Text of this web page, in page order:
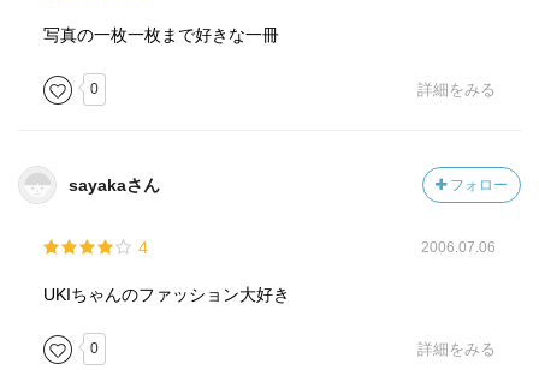
写真の一枚一枚まで好きな一冊
0 詳細をみる
sayakaさん フォロー
4 2006.07.06
UKIちゃんのファッション大好き
0 詳細をみる